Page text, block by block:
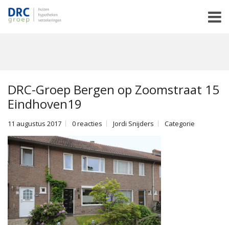
DRC-Groep Bergen op Zoomstraat 15
Eindhoven19
11 augustus 2017 0 reacties Jordi Snijders Categorie